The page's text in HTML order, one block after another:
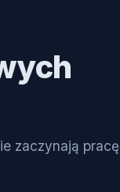
zaczynają pracę